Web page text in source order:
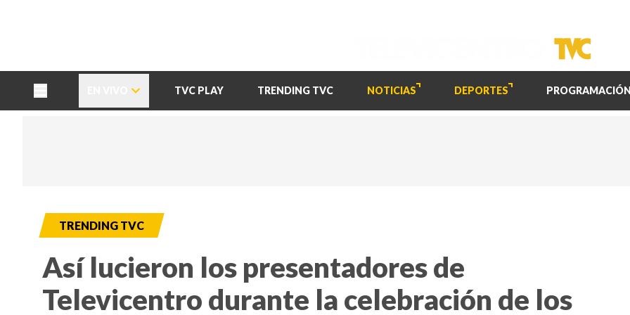
TVC PLAY TRENDING TVC NOTICIAS DEPORTES PROGRAMACIÓN
TRENDING TVC
Así lucieron los presentadores de
Televicentro durante la celebración de los